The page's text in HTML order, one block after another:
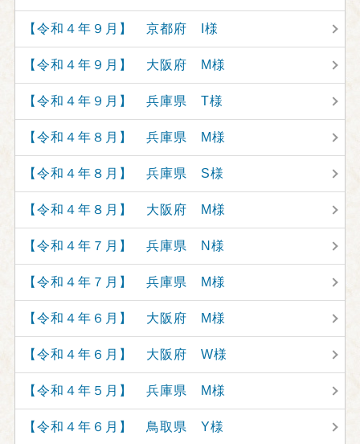
【令和４年９月】 京都府 I様
【令和４年９月】 大阪府 M様
【令和４年９月】 兵庫県 T様
【令和４年８月】 兵庫県 M様
【令和４年８月】 兵庫県 S様
【令和４年８月】 大阪府 M様
【令和４年７月】 兵庫県 N様
【令和４年７月】 兵庫県 M様
【令和４年６月】 大阪府 M様
【令和４年６月】 大阪府 W様
【令和４年５月】 兵庫県 M様
【令和４年６月】 鳥取県 Y様